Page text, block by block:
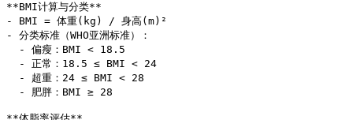
**BMI计算与分类**
- BMI = 体重(kg) / 身高(m)²
- 分类标准（WHO亚洲标准）：
  - 偏瘦：BMI < 18.5
  - 正常：18.5 ≤ BMI < 24
  - 超重：24 ≤ BMI < 28
  - 肥胖：BMI ≥ 28